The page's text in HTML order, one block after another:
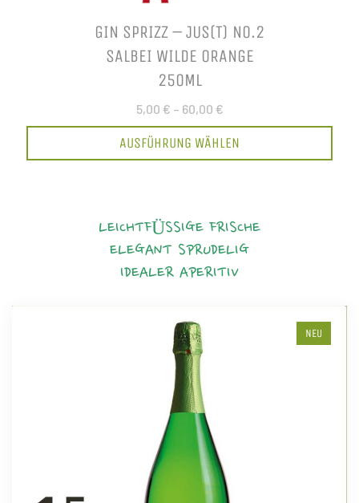
GIN SPRIZZ – JUS(T) NO.2
SALBEI WILDE ORANGE
250ML
5,00 € – 60,00 €
AUSFÜHRUNG WÄHLEN
LEICHTFÜSSIGE FRISCHE
ELEGANT SPRUDELIG
IDEALER APERITIV
NEU